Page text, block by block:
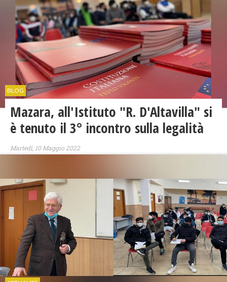
BLOG
Mazara, all'Istituto "R. D'Altavilla" si
è tenuto il 3° incontro sulla legalità
Martedì, 10 Maggio 2022